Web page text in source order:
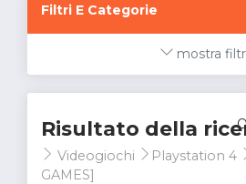
Filtri E Categorie
mostra
Risultato della
Videogiochi Playstation 4
GAMES]